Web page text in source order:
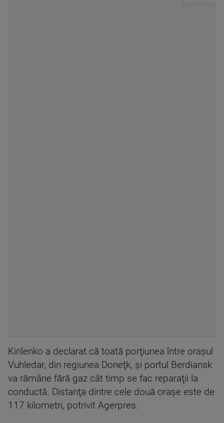
Kirilenko a declarat că toată porţiunea între oraşul
Vuhledar, din regiunea Doneţk, şi portul Berdiansk
va rămâne fără gaz cât timp se fac reparaţii la
conductă. Distanţa dintre cele două oraşe este de
117 kilometri, potrivit Agerpres.